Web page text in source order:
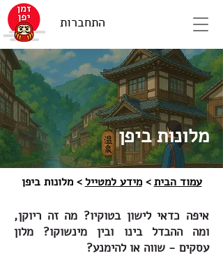
התחברות
מלונות ביפן
עמוד הבית>מידע למטייל > מלונות ביפן
איפה כדאי לישון בטוקיו? מה זה ריוקן,
ומה ההבדל בינו ובין מינשוקו? מלון
עסקים - שווה או להימנע?